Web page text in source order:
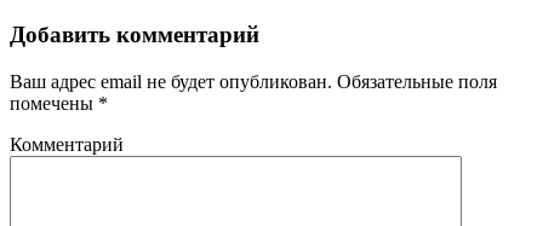
Добавить комментарий
Ваш адрес email не будет опубликован. Обязательные поля
помечены *
Комментарий